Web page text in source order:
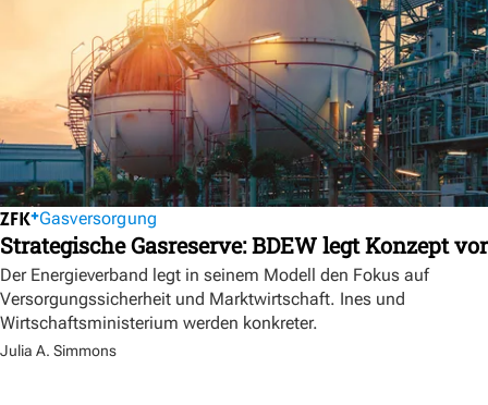
Gasversorgung
Strategische Gasreserve: BDEW legt Konzept vor
Der Energieverband legt in seinem Modell den Fokus auf
Versorgungssicherheit und Marktwirtschaft. Ines und
Wirtschaftsministerium werden konkreter.
Julia A. Simmons